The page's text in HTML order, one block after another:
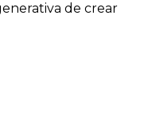
de crear